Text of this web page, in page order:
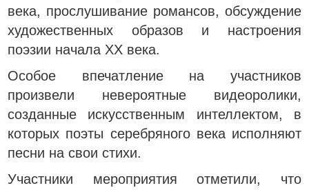
века, прослушивание романсов, обсуждение
художественных образов и настроения
поэзии начала XX века.
Особое впечатление на участников
произвели невероятные видеоролики,
созданные искусственным интеллектом, в
которых поэты серебряного века исполняют
песни на свои стихи.
Участники мероприятия отметили, что